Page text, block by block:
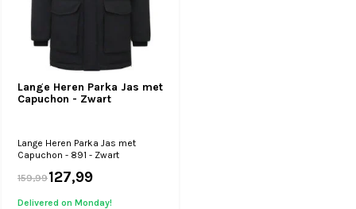
Lange Heren Parka Jas met
Capuchon - Zwart
Lange Heren Parka Jas met
Capuchon - 891 - Zwart
159,99127,99
Delivered on Monday!